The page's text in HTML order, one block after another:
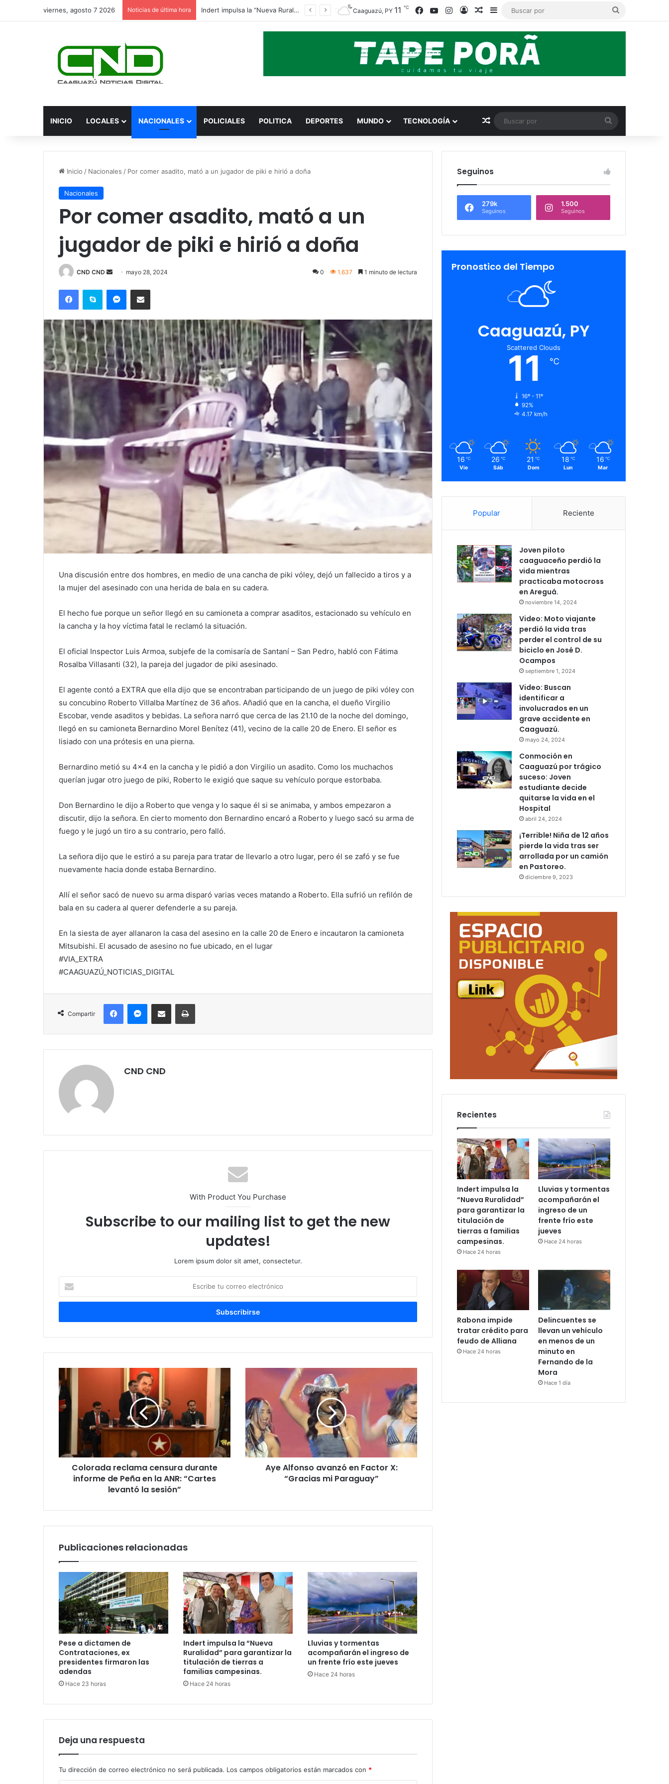
viernes, agosto 7 2026 Noticias de última hora Indert impulsa la “Nueva Ruralidad” para garantizar la titulación de tierras a familias campesinas. Caaguazú, PY 11 ℃ Facebook
YouTubeInstagram
AccesoPublicación al azar
Barra lateral
INICIO LOCALES NACIONALES POLICIALES POLITICA DEPORTES MUNDO TECNOLOGÍA Publicación al azar
por
Inicio / Nacionales / Por comer asadito, mató a un jugador de piki e hirió a doña
Nacionales
Por comer asadito, mató a un
jugador de piki e hirió a doña
CND CND
Send
email
mayo 28, 2024 0 1.637 1 minuto de lectura
FacebookSkype MessengerCompartir por correo electrónico
Una discusión entre dos hombres, en medio de una cancha de piki vóley, dejó un fallecido a tiros y a
la mujer del asesinado con una herida de bala en su cadera.
El hecho fue porque un señor llegó en su camioneta a comprar asaditos, estacionado su vehículo en
la cancha y la hoy víctima fatal le reclamó la situación.
El oficial Inspector Luis Armoa, subjefe de la comisaría de Santaní – San Pedro, habló con Fátima
Rosalba Villasanti (32), la pareja del jugador de piki asesinado.
El agente contó a EXTRA que ella dijo que se encontraban participando de un juego de piki vóley con
su concubino Roberto Villalba Martínez de 36 años. Añadió que en la cancha, el dueño Virgilio
Escobar, vende asaditos y bebidas. La señora narró que cerca de las 21.10 de la noche del domingo,
llegó en su camioneta Bernardino Morel Benítez (41), vecino de la calle 20 de Enero. El señor es
lisiado con una prótesis en una pierna.
Bernardino metió su 4×4 en la cancha y le pidió a don Virgilio un asadito. Como los muchachos
querían jugar otro juego de piki, Roberto le exigió que saque su vehículo porque estorbaba.
Don Bernardino le dijo a Roberto que venga y lo saque él si se animaba, y ambos empezaron a
discutir, dijo la señora. En cierto momento don Bernardino encaró a Roberto y luego sacó su arma de
fuego y le jugó un tiro a su contrario, pero falló.
La señora dijo que le estiró a su pareja para tratar de llevarlo a otro lugar, pero él se zafó y se fue
nuevamente hacia donde estaba Bernardino.
Allí el señor sacó de nuevo su arma disparó varias veces matando a Roberto. Ella sufrió un refilón de
bala en su cadera al querer defenderle a su pareja.
En la siesta de ayer allanaron la casa del asesino en la calle 20 de Enero e incautaron la camioneta
Mitsubishi. El acusado de asesino no fue ubicado, en el lugar
#VIA_EXTRA
#CAAGUAZÚ_NOTICIAS_DIGITAL
Compartir
FacebookMessengerCompartir por correo electrónicoImprimir
CND CND
With Product You Purchase
Subscribe to our mailing list to get the new
updates!
Lorem ipsum dolor sit amet, consectetur.
correo
Colorada reclama censura durante
informe de Peña en la ANR: “Cartes
levantó la sesión”
Aye Alfonso avanzó en Factor X:
“Gracias mi Paraguay”
Publicaciones relacionadas
Pese a dictamen de
Contrataciones, ex
presidentes firmaron las
adendas
Hace 23 horas
Indert impulsa la “Nueva
Ruralidad” para garantizar la
titulación de tierras a
familias campesinas.
Hace 24 horas
Lluvias y tormentas
acompañarán el ingreso de
un frente frío este jueves
Hace 24 horas
Deja una respuesta
Tu dirección de correo electrónico no será publicada. Los campos obligatorios están marcados con *
Seguinos
279k
Seguinos
1.500
Seguinos
Pronostico del Tiempo
Caaguazú, PY
Scattered Clouds
11 ℃
16º - 11º
92%
4.17 km/h
16 ℃
Vie
26 ℃
Sáb
21 ℃
Dom
18 ℃
Lun
16 ℃
Mar
Popular Reciente
Joven piloto
caaguaceño perdió la
vida mientras
practicaba motocross
en Areguá.
noviembre 14, 2024
Video: Moto viajante
perdió la vida tras
perder el control de su
biciclo en José D.
Ocampos
septiembre 1, 2024
Video: Buscan
identificar a
involucrados en un
grave accidente en
Caaguazú.
mayo 24, 2024
Conmoción en
Caaguazú por trágico
suceso: Joven
estudiante decide
quitarse la vida en el
Hospital
abril 24, 2024
¡Terrible! Niña de 12 años
pierde la vida tras ser
arrollada por un camión
en Pastoreo.
diciembre 9, 2023
Recientes
Indert impulsa la
“Nueva Ruralidad”
para garantizar la
titulación de
tierras a familias
campesinas.
Hace 24 horas
Lluvias y tormentas
acompañarán el
ingreso de un
frente frío este
jueves
Hace 24 horas
Rabona impide
tratar crédito para
feudo de Alliana
Hace 24 horas
Delincuentes se
llevan un vehículo
en menos de un
minuto en
Fernando de la
Mora
Hace 1 día